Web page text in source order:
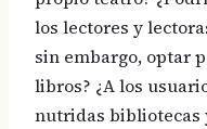
los lectores y
sin embargo, optar
libros? ¿A los
nutridas bibliotecas